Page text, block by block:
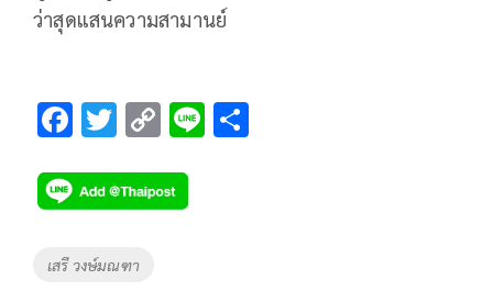
ว่าสุดแสนความสามานย์
F
e
b
o
T
tt
er
C
p
y
Li
Tags
เสรี วงษ์มณฑา